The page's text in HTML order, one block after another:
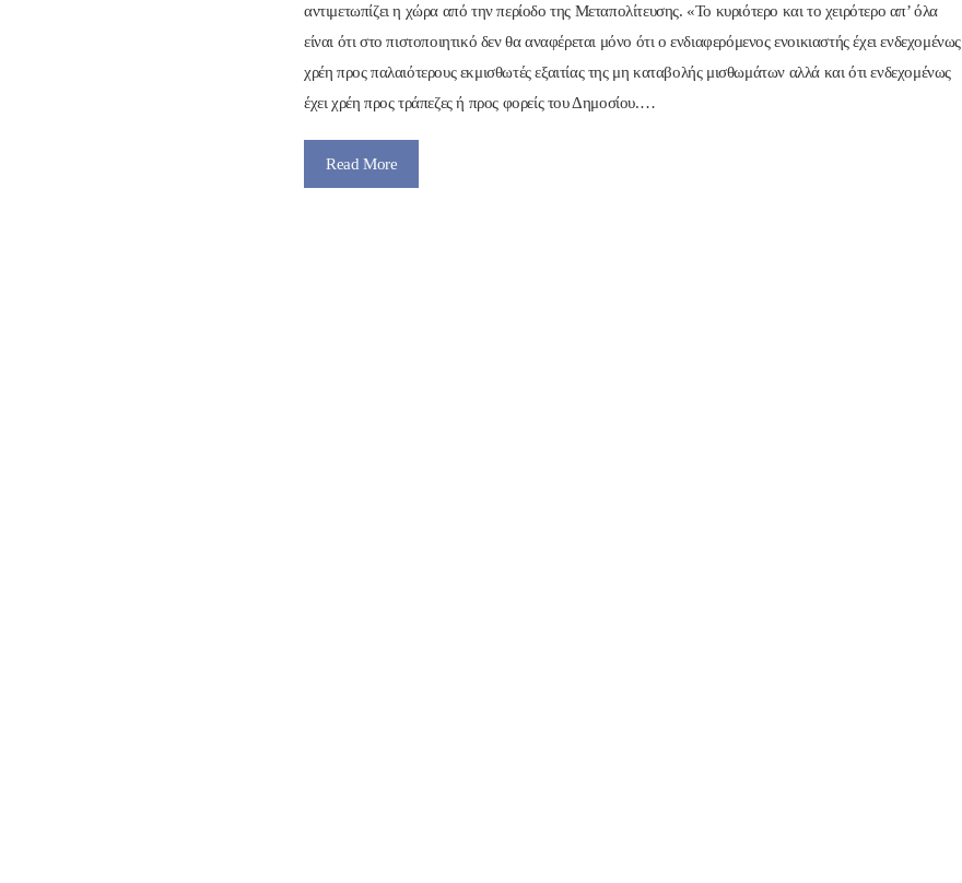
αντιμετωπίζει η χώρα από την περίοδο της Μεταπολίτευσης. «Το κυριότερο και το χειρότερο απ’ όλα
είναι ότι στο πιστοποιητικό δεν θα αναφέρεται μόνο ότι ο ενδιαφερόμενος ενοικιαστής έχει ενδεχομένως
χρέη προς παλαιότερους εκμισθωτές εξαιτίας της μη καταβολής μισθωμάτων αλλά και ότι ενδεχομένως
έχει χρέη προς τράπεζες ή προς φορείς του Δημοσίου.…
Read More